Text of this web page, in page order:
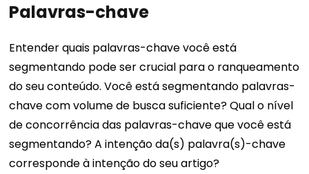
Palavras-chave
Entender quais palavras-chave você está
segmentando pode ser crucial para o ranqueamento
do seu conteúdo. Você está segmentando palavras-
chave com volume de busca suficiente? Qual o nível
de concorrência das palavras-chave que você está
segmentando? A intenção da(s) palavra(s)-chave
corresponde à intenção do seu artigo?